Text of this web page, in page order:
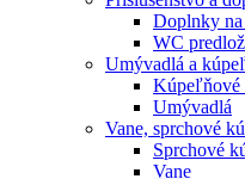
Doplnky
WC
Umývadlá a
Kúpeľňové
Umývadlá
Vane, sprchové
Sprchové
Vane